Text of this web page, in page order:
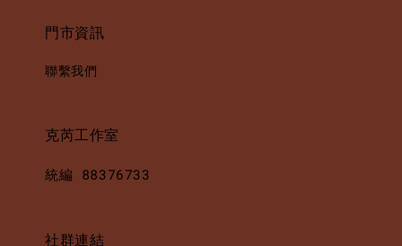
門市資訊
聯繫我們
克芮工作室
統編 88376733
社群連結